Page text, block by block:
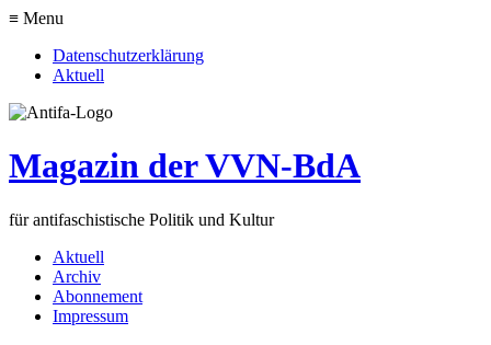
≡ Menu
Datenschutzerklärung
Aktuell
Magazin der VVN-BdA
für antifaschistische Politik und Kultur
Aktuell
Archiv
Abonnement
Impressum